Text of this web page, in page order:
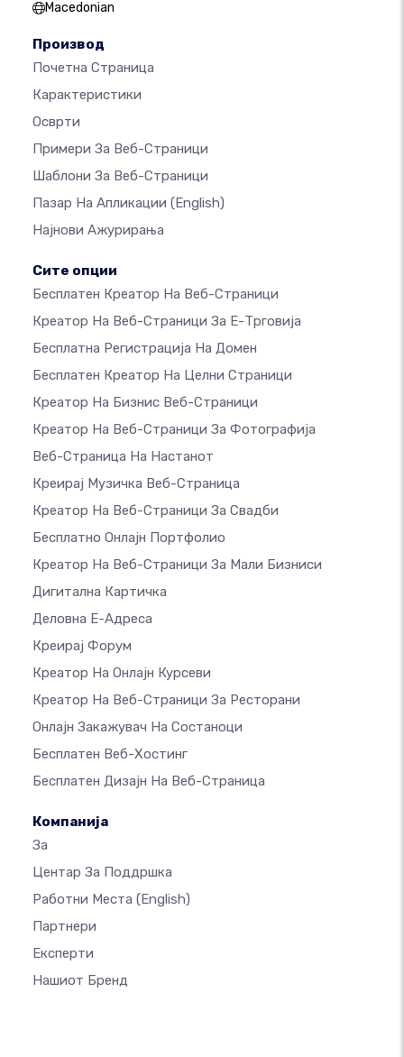
Macedonian
Производ
Почетна Страница
Карактеристики
Осврти
Примери За Веб-Страници
Шаблони За Веб-Страници
Пазар На Апликации (English)
Најнови Ажурирања
Сите опции
Бесплатен Креатор На Веб-Страници
Креатор На Веб-Страници За Е-Трговија
Бесплатна Регистрација На Домен
Бесплатен Креатор На Целни Страници
Креатор На Бизнис Веб-Страници
Креатор На Веб-Страници За Фотографија
Веб-Страница На Настанот
Креирај Музичка Веб-Страница
Креатор На Веб-Страници За Свадби
Бесплатно Онлајн Портфолио
Креатор На Веб-Страници За Мали Бизниси
Дигитална Картичка
Деловна Е-Адреса
Креирај Форум
Креатор На Онлајн Курсеви
Креатор На Веб-Страници За Ресторани
Онлајн Закажувач На Состаноци
Бесплатен Веб-Хостинг
Бесплатен Дизајн На Веб-Страница
Компанија
За
Центар За Поддршка
Работни Места (English)
Партнери
Експерти
Нашиот Бренд